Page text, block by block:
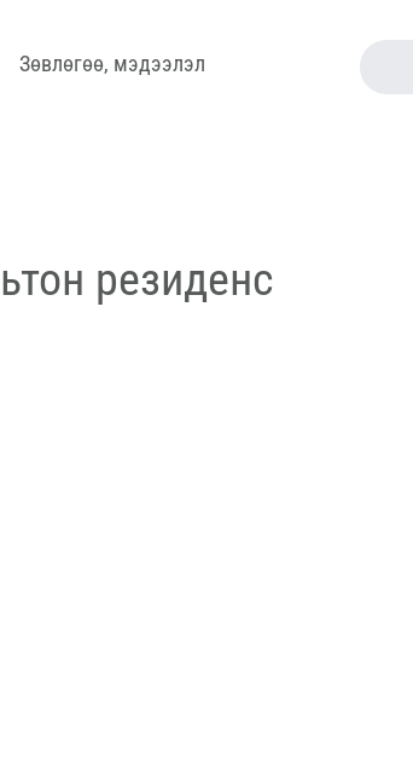
Зөвлөгөө, мэдээлэл
резиденс